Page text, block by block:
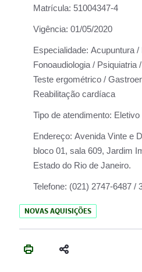
Matrícula: 51004347-4
Vigência: 01/05/2020
Especialidade: Acupuntura /
Fonoaudiologia / Psiquiatria
Teste ergométrico /
Reabilitação cardíaca
Tipo de atendimento: Eletivo
Endereço: Avenida Vinte e
bloco 01, sala 609, Jardim
Estado do Rio de Janeiro.
Telefone: (021) 2747-6487 /
NOVAS AQUISIÇÕES